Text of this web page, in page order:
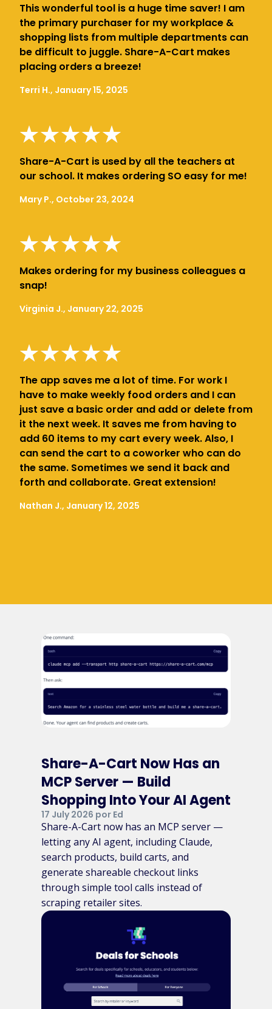
This wonderful tool is a huge time saver! I am
the primary purchaser for my workplace &
shopping lists from multiple departments can
be difficult to juggle. Share-A-Cart makes
placing orders a breeze!
Terri H., January 15, 2025
Share-A-Cart is used by all the teachers at
our school. It makes ordering SO easy for me!
Mary P., October 23, 2024
Makes ordering for my business colleagues a
snap!
Virginia J., January 22, 2025
The app saves me a lot of time. For work I
have to make weekly food orders and I can
just save a basic order and add or delete from
it the next week. It saves me from having to
add 60 items to my cart every week. Also, I
can send the cart to a coworker who can do
the same. Sometimes we send it back and
forth and collaborate. Great extension!
Nathan J., January 12, 2025
Share-A-Cart Now Has an
MCP Server — Build
Shopping Into Your AI Agent
17 July 2026 por Ed
Share-A-Cart now has an MCP server —
letting any AI agent, including Claude,
search products, build carts, and
generate shareable checkout links
through simple tool calls instead of
scraping retailer sites.